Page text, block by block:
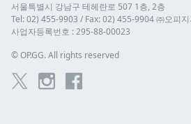
서울특별시 강남구 테헤란로 507 1층, 2층
Tel: 02) 455-9903 / Fax: 02) 455-9904 ㈜오피
사업자등록번호 : 295-88-00023
© OP.GG. All rights reserved